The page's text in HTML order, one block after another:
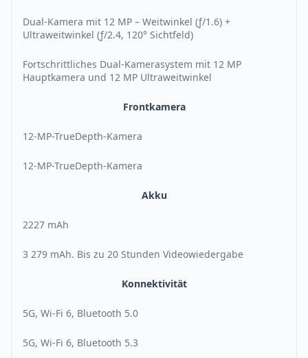
Dual-Kamera mit 12 MP – Weitwinkel (ƒ/1.6) +
Ultraweitwinkel (ƒ/2.4, 120° Sichtfeld)
Fortschrittliches Dual-Kamerasystem mit 12 MP
Hauptkamera und 12 MP Ultraweitwinkel
Frontkamera
12-MP-TrueDepth-Kamera
12-MP-TrueDepth-Kamera
Akku
2227 mAh
3 279 mAh. Bis zu 20 Stunden Videowiedergabe
Konnektivität
5G, Wi-Fi 6, Bluetooth 5.0
5G, Wi-Fi 6, Bluetooth 5.3